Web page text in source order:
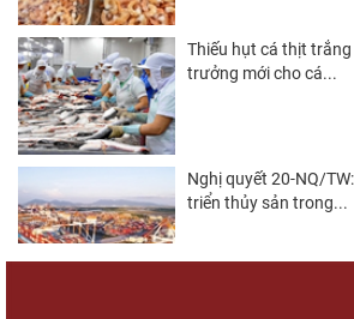
Thiếu hụt cá thịt
trưởng mới cho cá...
Nghị quyết 20-NQ/
triển thủy sản trong...